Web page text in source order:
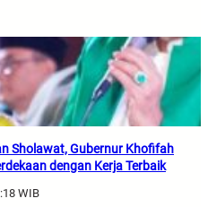
Sholawat, Gubernur Khofifah
dengan Kerja Terbaik
WIB